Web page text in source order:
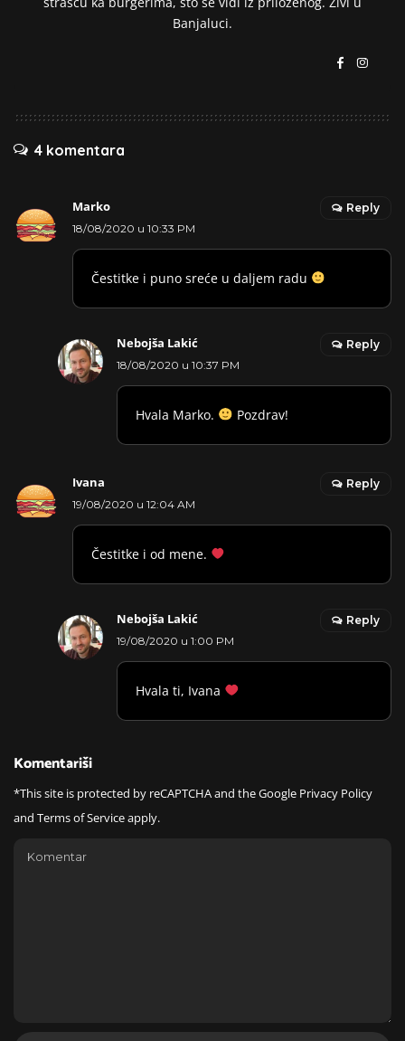
Banjaluci.
4 komentara
Marko
18/08/2020 u 10:33 PM
Čestitke i puno sreće u daljem radu
Reply
Nebojša Lakić
18/08/2020 u 10:37 PM
Hvala Marko. Pozdrav!
Reply
Ivana
19/08/2020 u 12:04 AM
Čestitke i od mene.
Reply
Nebojša Lakić
19/08/2020 u 1:00 PM
Hvala ti, Ivana
Reply
Komentariši
*This site is protected by reCAPTCHA and the Google Privacy Policy
and Terms of Serviceapply.